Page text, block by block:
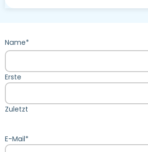
Name*
Erste
Zuletzt
E-Mail*